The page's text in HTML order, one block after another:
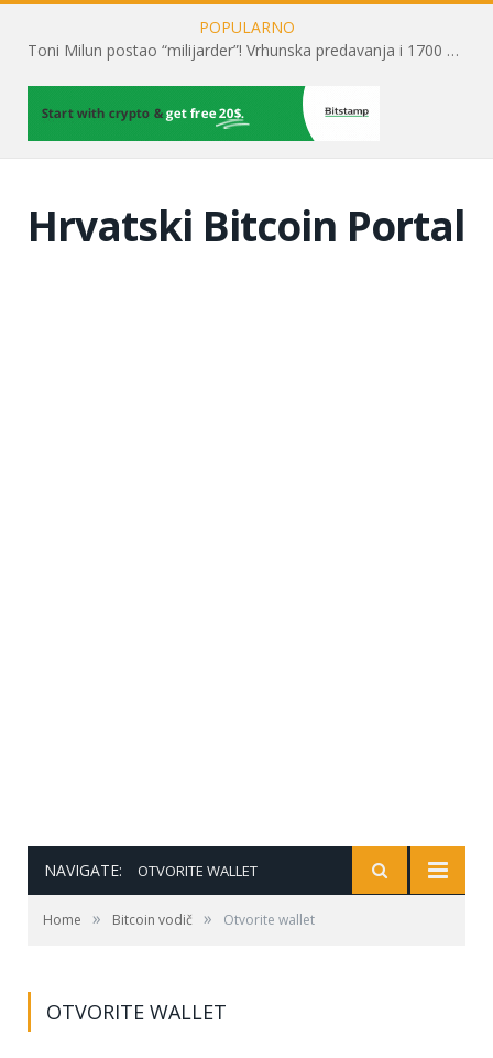
POPULARNO
Toni Milun postao “milijarder”! Vrhunska predavanja i 1700 posjetitelja obilježili su mjesec financijske pismenosti
Hrvatski Bitcoin Portal
NAVIGATE: OTVORITE WALLET
Home » Bitcoin vodič » Otvorite wallet
OTVORITE WALLET